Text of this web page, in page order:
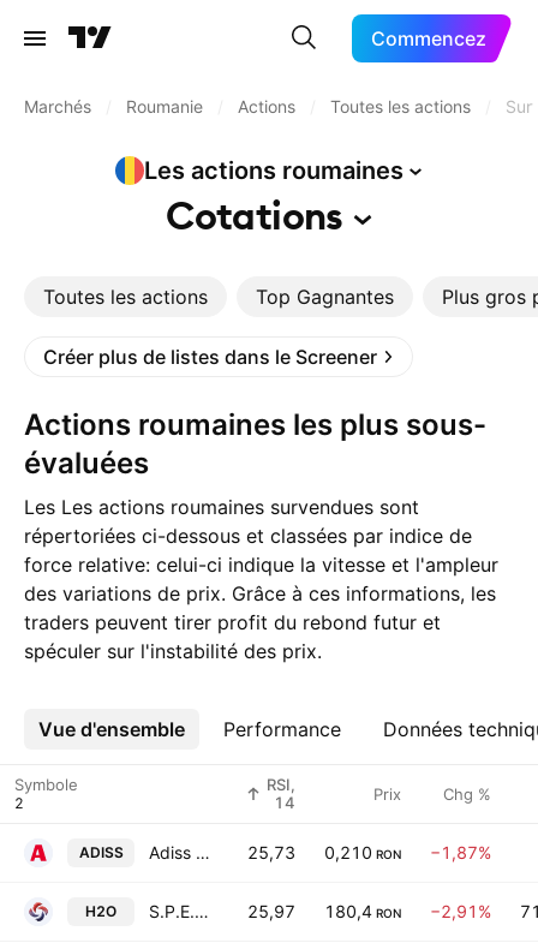
Commencez
Marchés Roumanie Actions Toutes les actions
Les actions roumaines
Cotations
Toutes les actions Top Gagnantes Plus gros
Créer plus de listes dans le Screener
Actions roumaines les plus sous-
évaluées
Les Les actions roumaines survendues sont
répertoriées ci-dessous et classées par indice de
force relative: celui-ci indique la vitesse et l'ampleur
des variations de prix. Grâce à ces informations, les
traders peuvent tirer profit du rebond futur et
spéculer sur l'instabilité des prix.
Vue d'ensemble Performance Données
Plus
Symbole
RSI,
14
Prix Chg %
ADISS Adiss SA 25,73 0,210 RON −1,87%
H2O S.P.E.E.H. Hidroelectrica S.A. 25,97 180,4 RON −2,91%